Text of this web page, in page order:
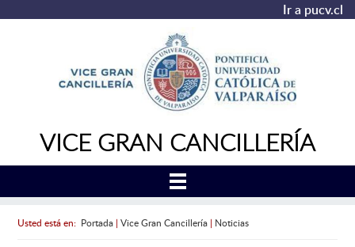
Ir a pucv.cl
VICE GRAN CANCILLERÍA
Usted está en: Portada| Vice Gran Cancillería| Noticias